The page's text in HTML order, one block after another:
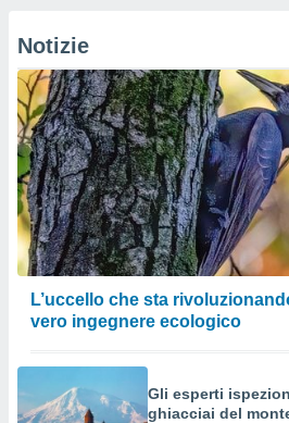
Notizie
L’uccello che sta
vero ingegnere ecologico
Gli esperti
ghiacciai del